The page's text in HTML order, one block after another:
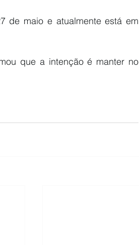
de maio e atualmente está em
que a intenção é manter no